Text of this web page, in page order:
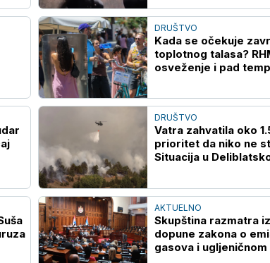
DRUŠTVO
Kada se očekuje
toplotnog talasa?
osveženje i pad
DRUŠTVO
Vatra zahvatila oko
prioritet da niko ne
Situacija u
AKTUELNO
Skupština razmatra
dopune zakona o
gasova i